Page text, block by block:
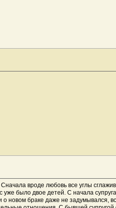
вроде любовь все углы
было двое детей. С начала
новом браке даже не задумывался,